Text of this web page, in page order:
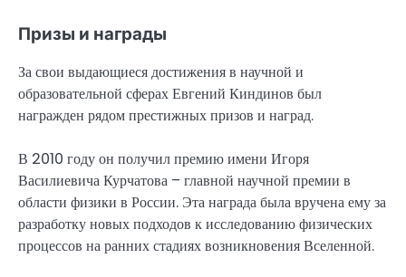
Призы и награды
За свои выдающиеся достижения в научной и
образовательной сферах Евгений Киндинов был
награжден рядом престижных призов и наград.
В 2010 году он получил премию имени Игоря
Василиевича Курчатова – главной научной премии в
области физики в России. Эта награда была вручена ему за
разработку новых подходов к исследованию физических
процессов на ранних стадиях возникновения Вселенной.